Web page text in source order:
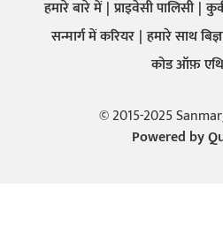
हमारे बारे में प्राइवेसी पालिसी
सन्मार्ग में करियर हमारे साथ
कोड ऑफ़
© 2015-2025
Powered by